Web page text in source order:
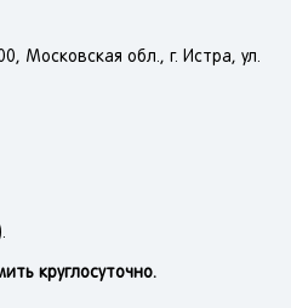
Московская обл., г. Истра, ул.
круглосуточно.